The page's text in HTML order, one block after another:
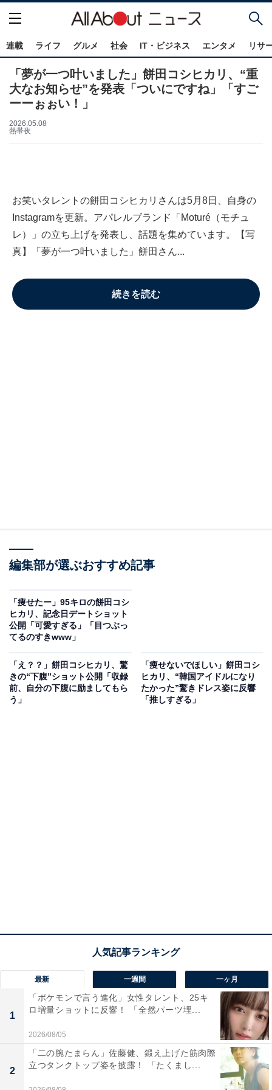
連載 ライフ グルメ 社会 IT・ビジネス エンタメ リサ
「夢が一つ叶いました」餅田コシヒカリ、“重
大なお知らせ”を発表「ついにですね」「すご
ーーぉぉい！」
2026.05.08
熱帯夜
お笑いタレントの餅田コシヒカリさんは5月8日、自身の
Instagramを更新。アパレルブランド「Moturé（モチュ
レ）」の立ち上げを発表し、話題を集めています。【写
真】「夢が一つ叶いました」餅田さん...
続きを読む
編集部が選ぶおすすめ記事
「痩せたー」95キロの餅田コシ
ヒカリ、記念日デートショット
公開「可愛すぎる」「目つぶっ
てるのすきwww」
「え？？」餅田コシヒカリ、驚
きの“下腹”ショット公開「収録
前、自分の下腹に励ましてもら
う」
「痩せないでほしい」餅田コシ
ヒカリ、“韓国アイドルになり
たかった”驚きドレス姿に反響
「推しすぎる」
最新 一週間 一ヶ月
1
「ポケモンで言う進化」女性タレント、25キ
ロ増量ショットに反響！ 「全然パーツ埋...
2026/08/05
2
「二の腕たまらん」佐藤健、鍛え上げた筋肉際
立つタンクトップ姿を披露！ 「たくまし...